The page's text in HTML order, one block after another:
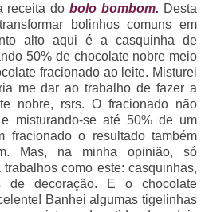
receita dobolo bombom. Desta
bolinhos comuns em
alto aqui é a casquinha de
50% de chocolate nobre meio
fracionado ao leite. Misturei
me dar ao trabalho de fazer a
nobre, rsrs. O fracionado não
misturando-se até 50% de um
fracionado o resultado também
Mas, na minha opinião, só
como este: casquinhas,
de decoração. E o chocolate
Banhei algumas tigelinhas